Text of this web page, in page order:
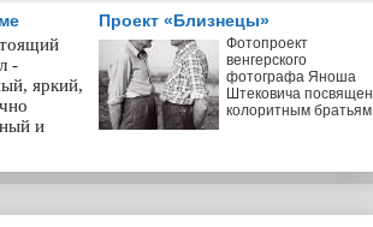
-
яркий,
и
Проект «Близнецы»
Фотопроект
венгерского
фотографа Яноша
Штековича посвящен
колоритным братьям